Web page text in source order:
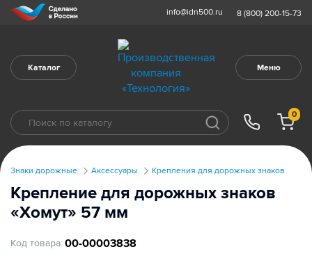
info@idn500.ru 8 (800) 200-15-73
Каталог Меню
0
Знаки дорожные Аксессуары Крепления для дорожных знаков
Крепление для дорожных знаков
«Хомут» 57 мм
Код товара: 00-00003838